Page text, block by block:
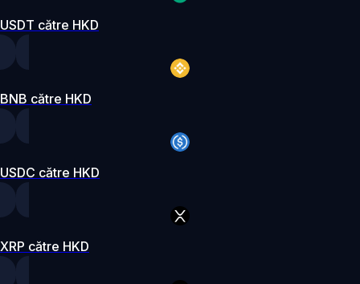
USDT către HKD
BNB către HKD
USDC către HKD
XRP către HKD